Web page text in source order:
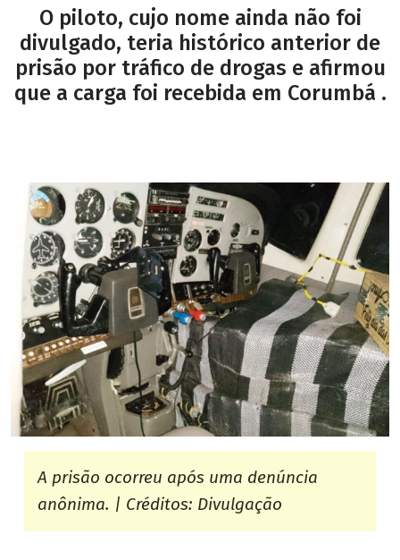
O piloto, cujo nome ainda não foi
divulgado, teria histórico anterior de
prisão por tráfico de drogas e afirmou
que a carga foi recebida em Corumbá .
A prisão ocorreu após uma denúncia
anônima. | Créditos: Divulgação